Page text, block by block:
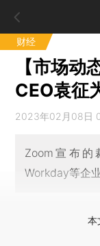
财经
【市场
CEO袁征
2023年02月08日
Zoom宣布的
Workday等企
本